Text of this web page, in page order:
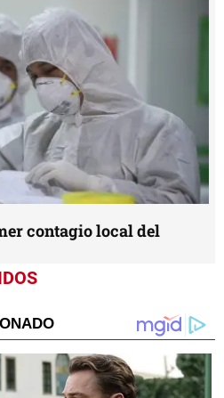
contagio local del